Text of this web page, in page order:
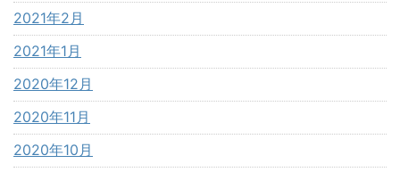
2021年2月
2021年1月
2020年12月
2020年11月
2020年10月